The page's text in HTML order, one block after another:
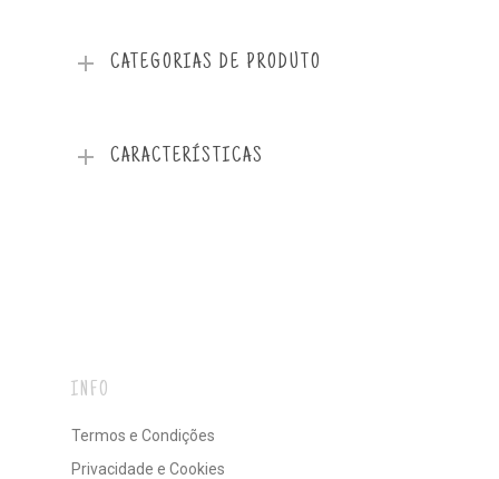
CATEGORIAS DE PRODUTO
CARACTERÍSTICAS
INFO
Termos e Condições
Privacidade e Cookies